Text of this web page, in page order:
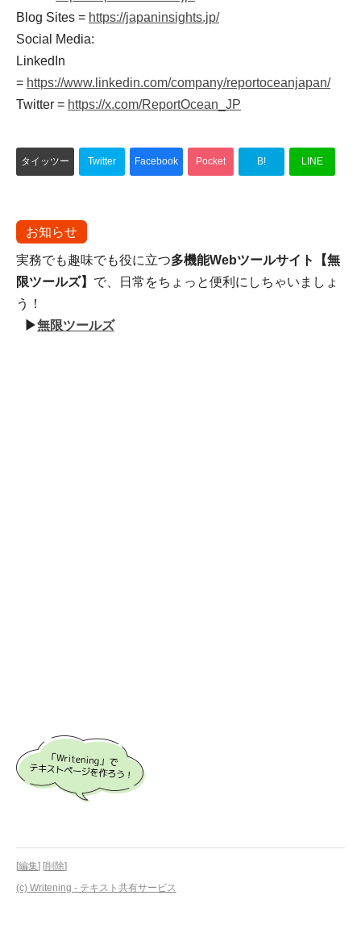
Blog Sites = https://japaninsights.jp/
Social Media:
LinkedIn
= https://www.linkedin.com/company/reportoceanjapan/
Twitter = https://x.com/ReportOcean_JP
タイッツー Twitter Facebook Pocket B! LINE
お知らせ
実務でも趣味でも役に立つ多機能Webツールサイト【無
限ツールズ】 で、日常をちょっと便利にしちゃいましょ
う！
▶無限ツールズ
[編集] [削除]
(c) Writening - テキスト共有サービス